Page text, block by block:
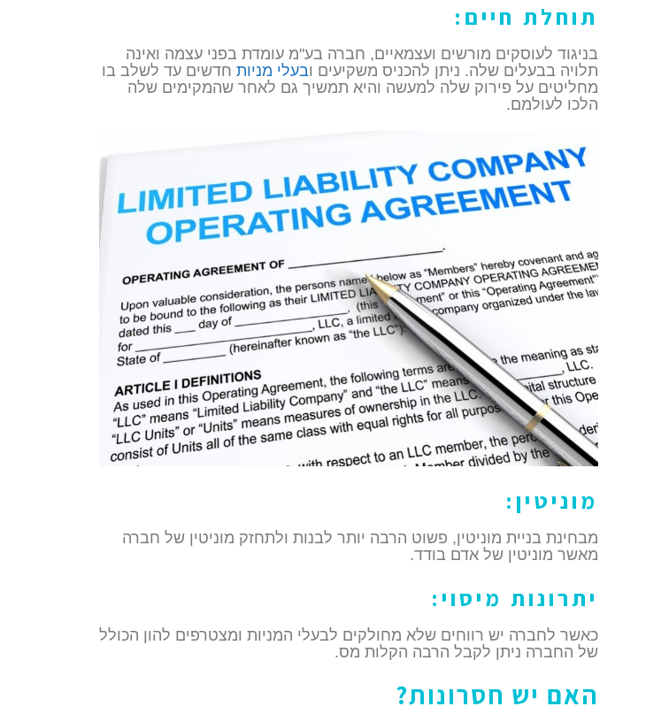
תוחלת חיים:
בניגוד לעוסקים מורשים ועצמאיים, חברה בע"מ עומדת בפני עצמה ואינה
תלויה בבעלים שלה. ניתן להכניס משקיעים ובעלי מניות חדשים עד לשלב בו
מחליטים על פירוק שלה למעשה והיא תמשיך גם לאחר שהמקימים שלה
הלכו לעולמם.
מוניטין:
מבחינת בניית מוניטין, פשוט הרבה יותר לבנות ולתחזק מוניטין של חברה
מאשר מוניטין של אדם בודד.
יתרונות מיסוי:
כאשר לחברה יש רווחים שלא מחולקים לבעלי המניות ומצטרפים להון הכולל
של החברה ניתן לקבל הרבה הקלות מס.
האם יש חסרונות?